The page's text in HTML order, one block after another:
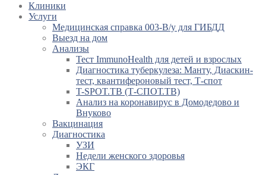
Клиники
Услуги
Медицинская справка 003-В/у для ГИБДД
Выезд на дом
Анализы
Тест ImmunoHealth для детей и взрослых
Диагностика туберкулеза: Манту, Диаскин-
тест, квантифероновый тест, Т-спот
T-SPOT.TB (Т-СПОТ.ТВ)
Анализ на коронавирус в Домодедово и
Внуково
Вакцинация
Диагностика
УЗИ
Недели женского здоровья
ЭКГ